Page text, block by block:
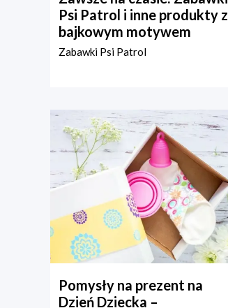
Psi Patrol i inne produkty z
bajkowym motywem
Zabawki Psi Patrol
Pomysły na prezent na
Dzień Dziecka –